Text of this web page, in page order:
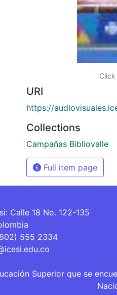
URI
https://
Collections
Campañas Bibliovalle
Full item page
Calle 18 No. 122-135
555 2334
Superior que se